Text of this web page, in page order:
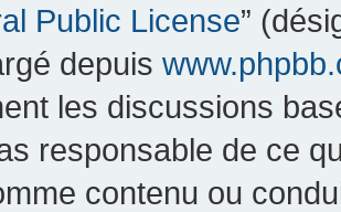
Public License”
depuis
les discussions
responsable de ce
contenu ou